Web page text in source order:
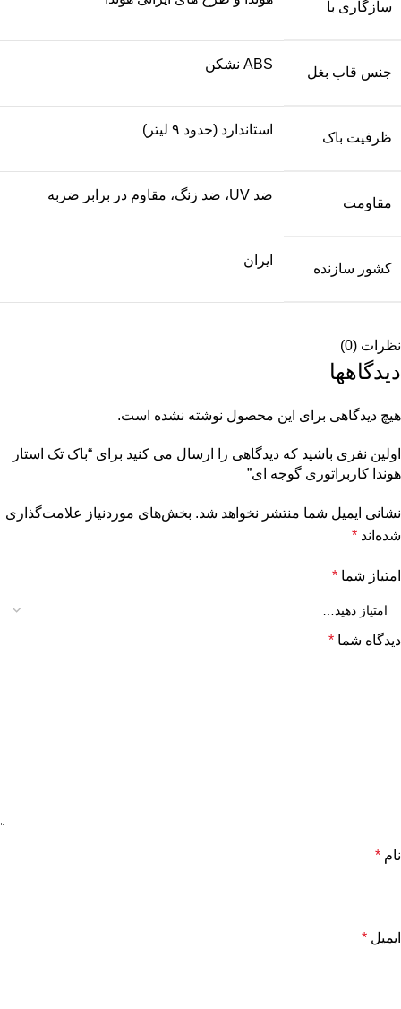
سازگاری با
جنس قاب بغل
ABS نشکن
ظرفیت باک
استاندارد (حدود ۹ لیتر)
مقاومت
ضد UV، ضد زنگ، مقاوم در برابر ضربه
کشور سازنده
ایران
نظرات (0)
دیدگاهها
هیچ دیدگاهی برای این محصول نوشته نشده است.
اولین نفری باشید که دیدگاهی را ارسال می کنید برای “باک تک‌ استار
هوندا کاربراتوری گوجه ای”
نشانی ایمیل شما منتشر نخواهد شد. بخش‌های موردنیاز علامت‌گذاری
شده‌اند *
امتیاز شما *
دیدگاه شما *
نام *
ایمیل *